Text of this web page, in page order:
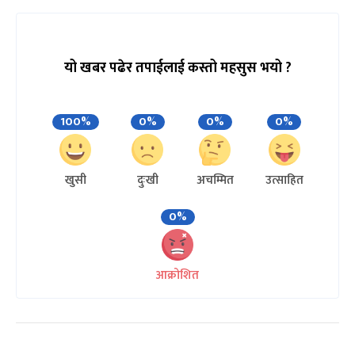
यो खबर पढेर तपाईलाई कस्तो महसुस भयो ?
100%
खुसी
0%
दुःखी
0%
अचम्मित
0%
उत्साहित
0%
आक्रोशित